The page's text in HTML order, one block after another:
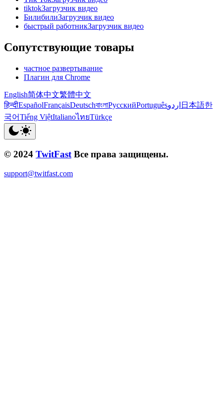
tiktokЗагрузчик видео
БилибилиЗагрузчик видео
быстрый работникЗагрузчик видео
Сопутствующие товары
частное развертывание
Плагин для Chrome
English简体中文繁體中文
हिन्दीEspañolFrançaisDeutschবাংলাРусскийPortuguêsاردو 日本語한
국어Tiếng ViệtItalianoไทยTürkçe
© 2024 TwitFast Все права защищены.
support@twitfast.com